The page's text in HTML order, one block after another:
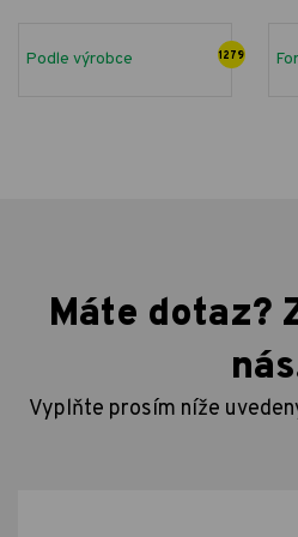
Podle výrobce 1279
Máte dotaz?
Vyplňte prosím níže